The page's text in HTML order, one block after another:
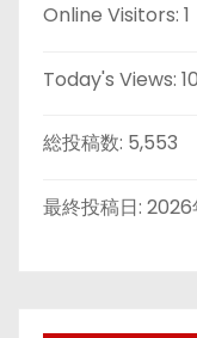
Online Visitors: 1
Today's Views:
総投稿数: 5,553
最終投稿日: 2026